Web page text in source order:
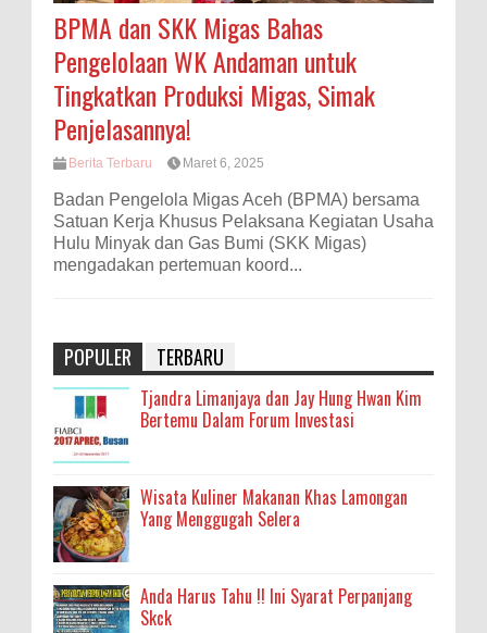
BPMA dan SKK Migas Bahas
Pengelolaan WK Andaman untuk
Tingkatkan Produksi Migas, Simak
Penjelasannya!
Berita Terbaru Maret 6, 2025
Badan Pengelola Migas Aceh (BPMA) bersama
Satuan Kerja Khusus Pelaksana Kegiatan Usaha
Hulu Minyak dan Gas Bumi (SKK Migas)
mengadakan pertemuan koord...
POPULER TERBARU
Tjandra Limanjaya dan Jay Hung Hwan Kim
Bertemu Dalam Forum Investasi
Wisata Kuliner Makanan Khas Lamongan
Yang Menggugah Selera
Anda Harus Tahu !! Ini Syarat Perpanjang
Skck